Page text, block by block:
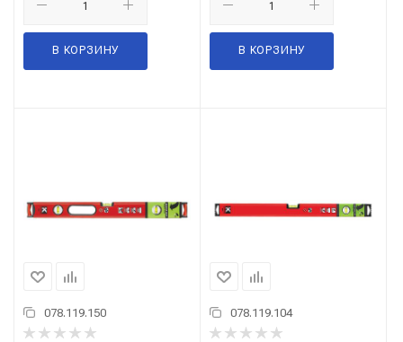
В КОРЗИНУ В КОРЗИНУ
078.119.150 078.119.104